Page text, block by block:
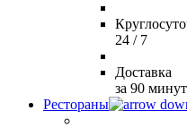
24 / 7
Доставка
за 90 минут
Рестораны